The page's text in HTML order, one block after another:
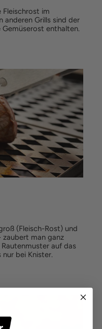
Fleischrost im
anderen Grills sind der
enthalten.
(Fleisch-Rost) und
zaubert man ganz
auf das
bei Knister.